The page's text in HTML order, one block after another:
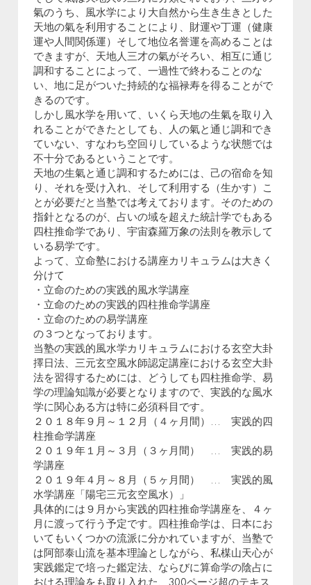
氣のうち、風水学により大自然から生き生きとした
天地の氣を利用することにより、財運や丁運（健康
運や人間関係運）そして地位名誉運を高めることは
できますが、天地人三才の氣がそろい、相互に通じ
調和することによって、一過性で終わることのな
い、地に足がついた持続的な福禄寿を得ることがで
きるのです。
しかし風水学を用いて、いくら天地の生氣を取り入
れることができたとしても、人の氣と通じ調和でき
ていない、すなわち空回りしているような状態では
不十分であるということです。
天地の生氣と通じ調和するためには、己の宿命を知
り、それを受け入れ、そして利用する（生かす）こ
とが必要だと当塾では考えております。そのための
指針となるのが、占いの域を超えた統計学でもある
四柱推命学であり、宇宙森羅万象の法則を教示して
いる易学です。
よって、立命塾における講座カリキュラムは大きく
分けて
・立命のための実践的風水学講座
・立命のための実践的四柱推命学講座
・立命のための易学講座
の３つとなっております。
当塾の実践的風水学カリキュラムにおける玄空大卦
擇日法、三元玄空風水師認定講座における玄空大卦
法を習得するためには、どうしても四柱推命学、易
学の理論知識が必要となりますので、実践的な風水
学に関心ある方は特に必須科目です。
２０１８年９月～１２月（４ヶ月間）… 実践的四
柱推命学講座
２０１９年１月～３月（３ヶ月間） … 実践的易
学講座
２０１９年４月～８月（５ヶ月間） … 実践的風
水学講座「陽宅三元玄空風水）」
具体的には９月から実践的四柱推命学講座を、４ヶ
月に渡って行う予定です。四柱推命学は、日本にお
いてもいくつかの流派に分かれていますが、当塾で
は阿部泰山流を基本理論としながら、私楳山天心が
実践鑑定で培った鑑定法、ならびに算命学の陰占に